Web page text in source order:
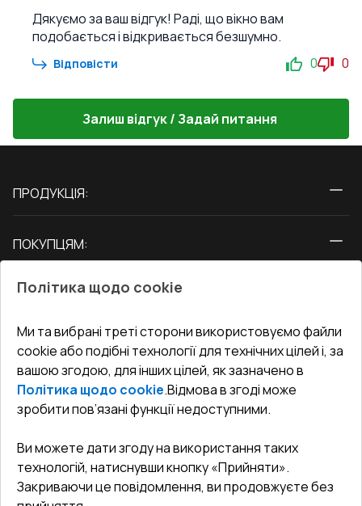
Дякуємо за ваш відгук! Раді, що вікно вам
подобається і відкривається безшумно.
Відповісти 0 0
Залиш відгук / Задай питання
ПРОДУКЦІЯ:
Двері
ПОКУПЦЯМ:
Блог
Адреса гіпермаркета
Як правильно заміряти вікна
СЕРВІС ТА ОБЛУГОВУВАННЯ:
Доставка і Оплата
Гарантія та Сервіс
Повернення товару
Договір публічної оферти
КОНТАКТИ
Офіс:Україна, м. Вінниця, вул. Келецька 60 кв. 61
undefined(undefined)
Політика щодо cookie
Ми та вибрані треті сторони використовуємо файли
cookie або подібні технології для технічних цілей і, за
вашою згодою, для інших цілей, як зазначено в
Політика щодо cookie.Відмова в згоді може
зробити пов’язані функції недоступними.
Ви можете дати згоду на використання таких
технологій, натиснувши кнопку «Прийняти».
Закриваючи це повідомлення, ви продовжуєте без